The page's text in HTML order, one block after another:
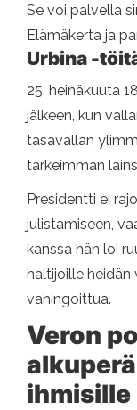
Se voi palvella
Elämäkerta ja
Urbina -
25. heinäkuuta
jälkeen, kun
tasavallan
tärkeimmän
Presidentti ei
julistamiseen,
kanssa hän loi
haltijoille heidän
vahingoittua.
Veron
ihmisille